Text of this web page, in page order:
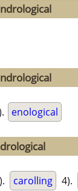
enological
carolling 4).